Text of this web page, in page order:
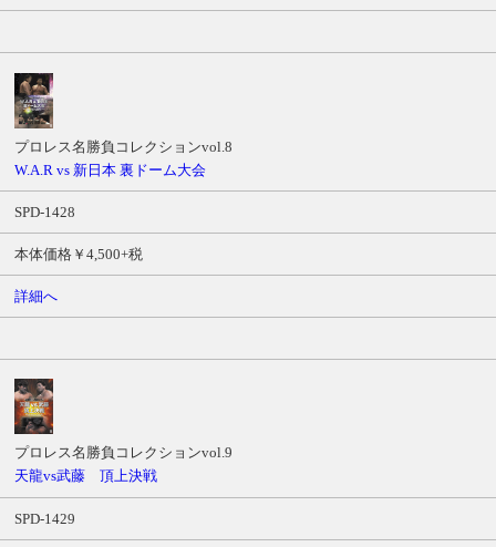
プロレス名勝負コレクションvol.8
W.A.R vs 新日本 裏ドーム大会
SPD-1428
本体価格￥4,500+税
詳細へ
プロレス名勝負コレクションvol.9
天龍vs武藤 頂上決戦
SPD-1429